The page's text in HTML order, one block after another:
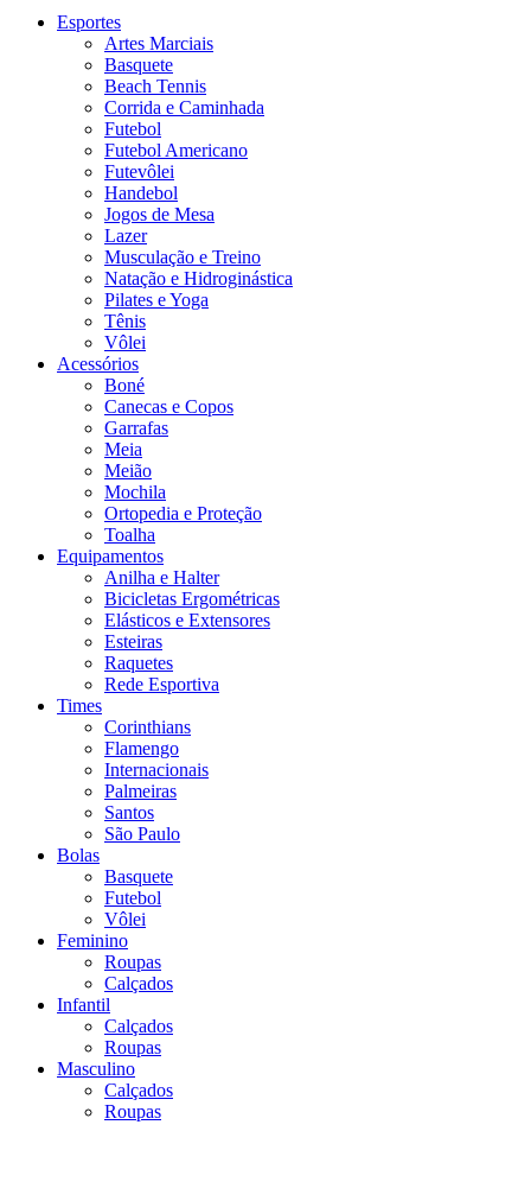
Esportes
Artes Marciais
Basquete
Beach Tennis
Corrida e Caminhada
Futebol
Futebol Americano
Futevôlei
Handebol
Jogos de Mesa
Lazer
Musculação e Treino
Natação e Hidroginástica
Pilates e Yoga
Tênis
Vôlei
Acessórios
Boné
Canecas e Copos
Garrafas
Meia
Meião
Mochila
Ortopedia e Proteção
Toalha
Equipamentos
Anilha e Halter
Bicicletas Ergométricas
Elásticos e Extensores
Esteiras
Raquetes
Rede Esportiva
Times
Corinthians
Flamengo
Internacionais
Palmeiras
Santos
São Paulo
Bolas
Basquete
Futebol
Vôlei
Feminino
Roupas
Calçados
Infantil
Calçados
Roupas
Masculino
Calçados
Roupas